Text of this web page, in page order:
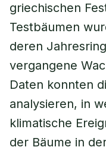
griechischen
Testbäumen
deren
vergangene
Daten konnten
analysieren, in
klimatische
der Bäume in